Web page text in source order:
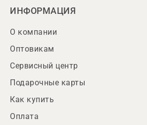
ИНФОРМАЦИЯ
О компании
Оптовикам
Сервисный центр
Подарочные карты
Как купить
Оплата